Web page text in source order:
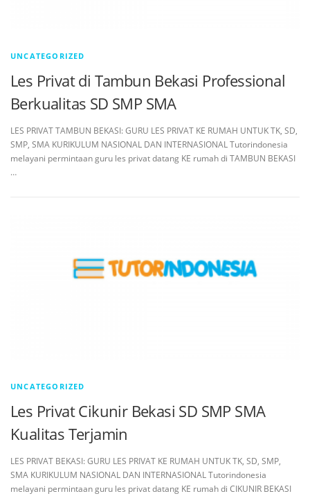
UNCATEGORIZED
Les Privat di Tambun Bekasi Professional
Berkualitas SD SMP SMA
LES PRIVAT TAMBUN BEKASI: GURU LES PRIVAT KE RUMAH UNTUK TK, SD,
SMP, SMA KURIKULUM NASIONAL DAN INTERNASIONAL Tutorindonesia
melayani permintaan guru les privat datang KE rumah di TAMBUN BEKASI
…
UNCATEGORIZED
Les Privat Cikunir Bekasi SD SMP SMA
Kualitas Terjamin
LES PRIVAT BEKASI: GURU LES PRIVAT KE RUMAH UNTUK TK, SD, SMP,
SMA KURIKULUM NASIONAL DAN INTERNASIONAL Tutorindonesia
melayani permintaan guru les privat datang KE rumah di CIKUNIR BEKASI